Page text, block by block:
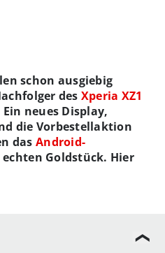
schon ausgiebig
des Xperia XZ1
neues Display,
die Vorbestellaktion
dasAndroid-
Goldstück. Hier